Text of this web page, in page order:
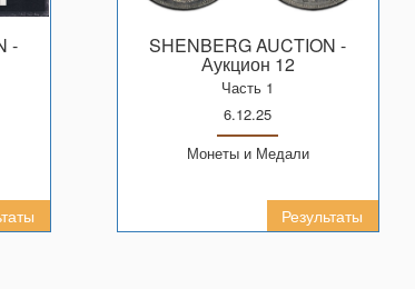
- SHENBERG AUCTION -
Аукцион 12
Часть 1
6.12.25
Монеты и Медали
Результаты